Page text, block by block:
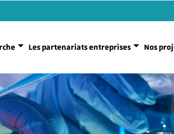
Les partenariats entreprises Nos